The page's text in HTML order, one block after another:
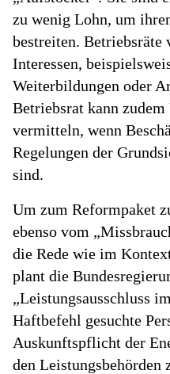
zu wenig Lohn, um
bestreiten. Betriebsräte
Interessen,
Weiterbildungen oder
Betriebsrat kann
vermitteln, wenn
Regelungen der
sind.
Um zum Reformpaket
ebenso vom
die Rede wie im
plant die
„Leistungsausschluss
Haftbefehl gesuchte
Auskunftspflicht der
den Leistungsbehörden